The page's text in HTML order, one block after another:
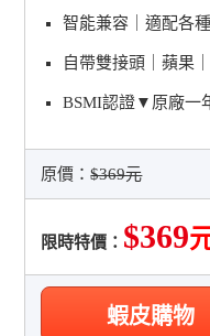
智能兼容｜適配各
自帶雙接頭｜蘋果
BSMI認證▼原廠一
原價：$369元
限時特價： $369
蝦皮購物